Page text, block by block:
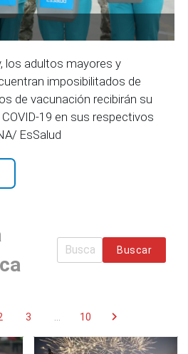
los adultos mayores y
imposibilitados de
de vacunación recibirán su
19 en sus respectivos
EsSalud
Buscar
3 10 chevron_right